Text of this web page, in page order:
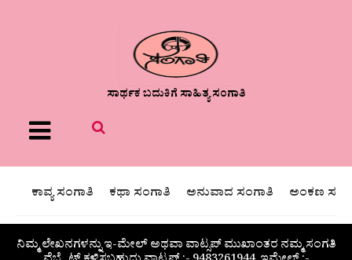
ಸಾರ್ಥಕ ಬದುಕಿಗೆ ಸಾಹಿತ್ಯ ಸಂಗಾತಿ
Menu
ಕಾವ್ಯ ಸಂಗಾತಿ ಕಥಾ ಸಂಗಾತಿ ಅನುವಾದ ಸಂಗಾತಿ ಅಂಕಣ
ನಿಮ್ಮ ಲೇಖನಗಳನ್ನು ಇ-ಮೇಲ್ ಅಥವಾ ವಾಟ್ಸಪ್ ಮುಖಾಂತರ ನಮ್ಮ ಸಂಗತಿ